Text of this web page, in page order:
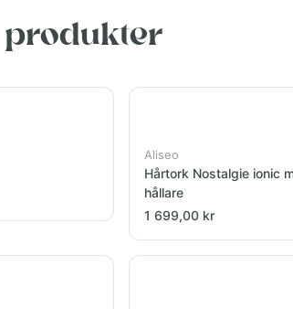
produkter
Aliseo
Hårtork Nostalgie ionic
hållare
1 699,00 kr